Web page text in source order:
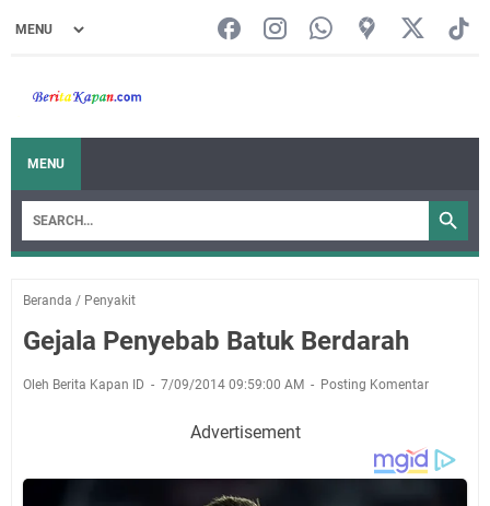
MENU
Beranda / Penyakit
Gejala Penyebab Batuk Berdarah
Oleh Berita Kapan ID 7/09/2014 09:59:00 AM Posting Komentar
Advertisement